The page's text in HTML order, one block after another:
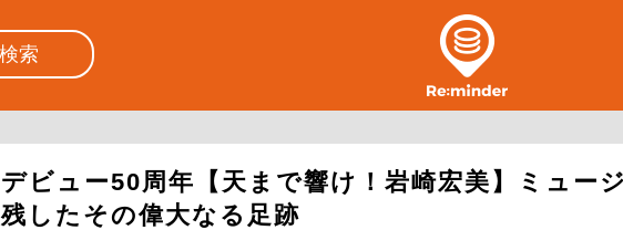
デビュー50周年【天まで響け！岩崎宏美】ミュー
残したその偉大なる足跡